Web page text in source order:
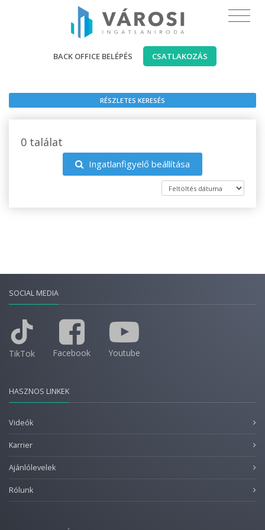
BACK OFFICE BELÉPÉS CSATLAKOZÁS
RÉSZLETES KERESÉS
0 találat
Ingatlanfigyelő beállítása
SOCIAL MEDIA
TikTok Facebook Youtube
HASZNOS LINKEK
Videók
Karrier
Ajánlólevelek
Rólunk